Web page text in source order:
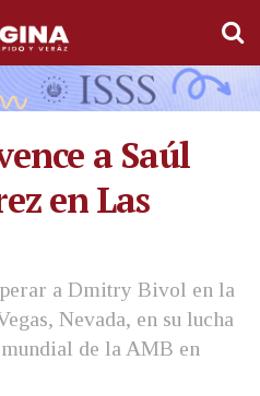
a Saúl
en Las
a Dmitry Bivol en la
Nevada, en su lucha
de la AMB en